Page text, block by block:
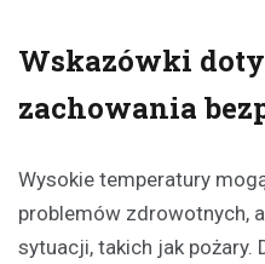
Wskazówki
zachowania
Wysokie temperatury
problemów zdrowotnych,
sytuacji, takich jak pożary.